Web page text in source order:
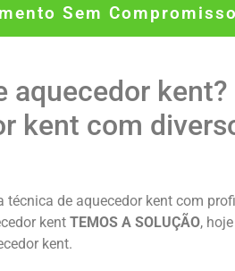
Sem Compromisso
aquecedor
kent com
de aquecedor kent com
kent TEMOS A SOLUÇÃO,
kent.